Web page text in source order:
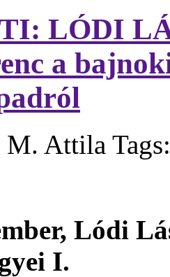
LÓDI
a
M. Attila Tags:
Lódi
I.